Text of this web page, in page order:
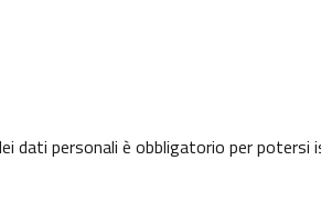
dati personali è obbligatorio per